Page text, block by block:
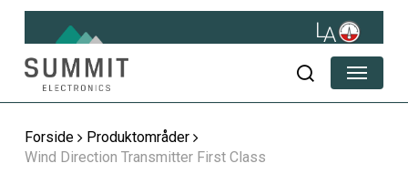
Skip
main
content
søg
Menu
Forside
Produktområder
Wind Direction Transmitter First Class